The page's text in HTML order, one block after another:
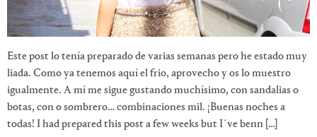
Este post lo tenía preparado de varias semanas pero he estado muy
liada. Como ya tenemos aquí el frio, aprovecho y os lo muestro
igualmente. A mí me sigue gustando muchísimo, con sandalias o
botas, con o sombrero… combinaciones mil. ¡Buenas noches a
todas! I had prepared this post a few weeks but I´ve benn […]